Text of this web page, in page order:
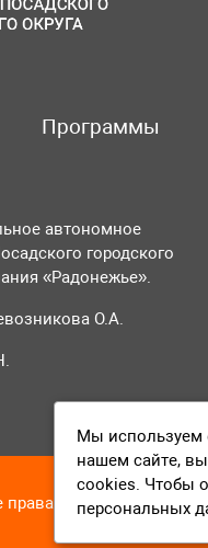
Программы
автономное
городского
«Радонежье».
О.А.
права защищены
Мы используем
нашем сайте, вы
cookies. Чтобы
персональных